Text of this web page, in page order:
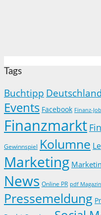
Tags
Buchtipp Deutschland
Events Facebook Finanz-
Finanzmarkt
Gewinnspiel Kolumne
Marketing
News Online PR pdf Magazin
Pressemeldung